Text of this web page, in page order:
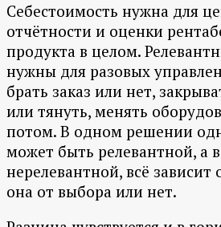
Себестоимость нужна для
отчётности и оценки
продукта в целом.
нужны для разовых
брать заказ или нет,
или тянуть, менять
потом. В одном решении
может быть релевантной, а
нерелевантной, всё зависит
она от выбора или нет.